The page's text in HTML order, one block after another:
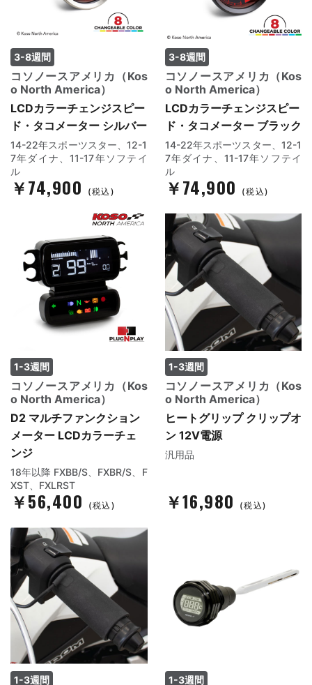
3-8週間
コソノースアメリカ（Kos
o North America）
LCDカラーチェンジスピー
ド・タコメーター シルバー
14-22年スポーツスター、12-1
7年ダイナ、11-17年ソフテイ
ル
￥74,900 (税込)
3-8週間
コソノースアメリカ（Kos
o North America）
LCDカラーチェンジスピー
ド・タコメーター ブラック
14-22年スポーツスター、12-1
7年ダイナ、11-17年ソフテイ
ル
￥74,900 (税込)
1-3週間
コソノースアメリカ（Kos
o North America）
D2 マルチファンクション
メーター LCDカラーチェ
ンジ
18年以降 FXBB/S、FXBR/S、F
XST、FXLRST
￥56,400 (税込)
1-3週間
コソノースアメリカ（Kos
o North America）
ヒートグリップ クリップオ
ン 12V電源
汎用品
￥16,980 (税込)
1-3週間 1-3週間